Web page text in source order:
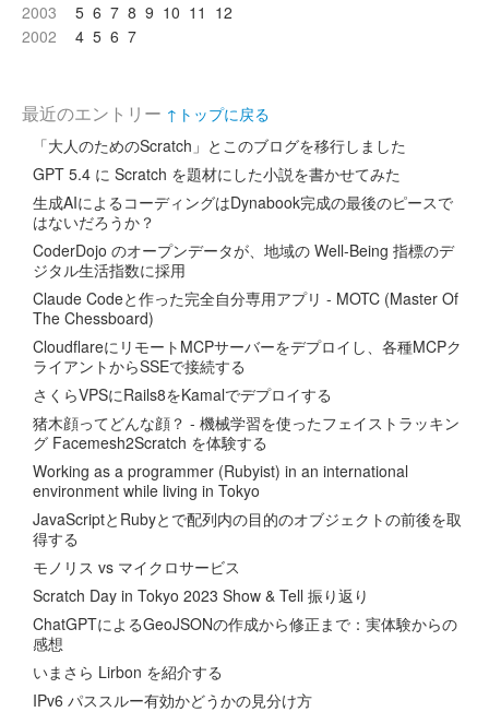
2003
5 6 7 8 9 10 11 12
2002
4 5 6 7
最近のエントリー ↑トップに戻る
「大人のためのScratch」とこのブログを移行しました
GPT 5.4 に Scratch を題材にした小説を書かせてみた
生成AIによるコーディングはDynabook完成の最後のピースで
はないだろうか？
CoderDojo のオープンデータが、地域の Well-Being 指標のデ
ジタル生活指数に採用
Claude Codeと作った完全自分専用アプリ - MOTC (Master Of
The Chessboard)
CloudflareにリモートMCPサーバーをデプロイし、各種MCPク
ライアントからSSEで接続する
さくらVPSにRails8をKamalでデプロイする
猪木顔ってどんな顔？ - 機械学習を使ったフェイストラッキン
グ Facemesh2Scratch を体験する
Working as a programmer (Rubyist) in an international
environment while living in Tokyo
JavaScriptとRubyとで配列内の目的のオブジェクトの前後を取
得する
モノリス vs マイクロサービス
Scratch Day in Tokyo 2023 Show & Tell 振り返り
ChatGPTによるGeoJSONの作成から修正まで：実体験からの
感想
いまさら Lirbon を紹介する
IPv6 パススルー有効かどうかの見分け方